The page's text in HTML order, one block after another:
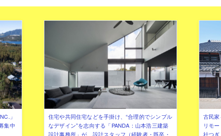
」
集中
住宅や共同住宅などを手掛け、“合理的でシンプル
なデザイン”を志向する「PANDA：山本浩三建築
設計事務所」が、設計スタッフ（経験者・既卒・
古民
リモ
社つ